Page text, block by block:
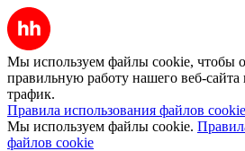
Мы используем файлы cookie, чтобы
правильную работу нашего веб-сайта
трафик.
Правила использования файлов cookie
Мы используем файлы cookie.
файлов cookie